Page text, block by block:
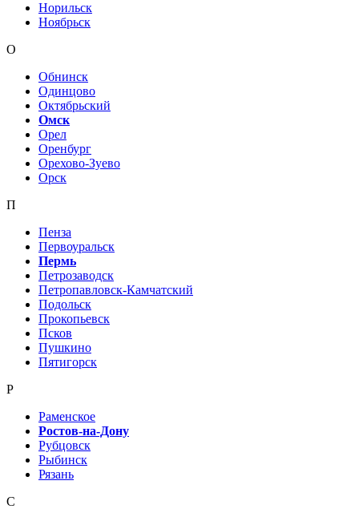
Норильск
Ноябрьск
О
Обнинск
Одинцово
Октябрьский
Омск
Орел
Оренбург
Орехово-Зуево
Орск
П
Пенза
Первоуральск
Пермь
Петрозаводск
Петропавловск-Камчатский
Подольск
Прокопьевск
Псков
Пушкино
Пятигорск
Р
Раменское
Ростов-на-Дону
Рубцовск
Рыбинск
Рязань
С